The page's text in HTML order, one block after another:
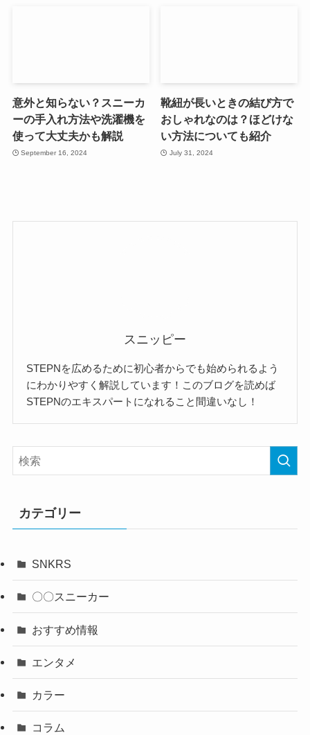
意外と知らない？スニーカ
ーの手入れ方法や洗濯機を
使って大丈夫かも解説
September 16, 2024
靴紐が長いときの結び方で
おしゃれなのは？ほどけな
い方法についても紹介
July 31, 2024
スニッピー
STEPNを広めるために初心者からでも始められるよう
にわかりやすく解説しています！このブログを読めば
STEPNのエキスパートになれること間違いなし！
カテゴリー
SNKRS
〇〇スニーカー
おすすめ情報
エンタメ
カラー
コラム